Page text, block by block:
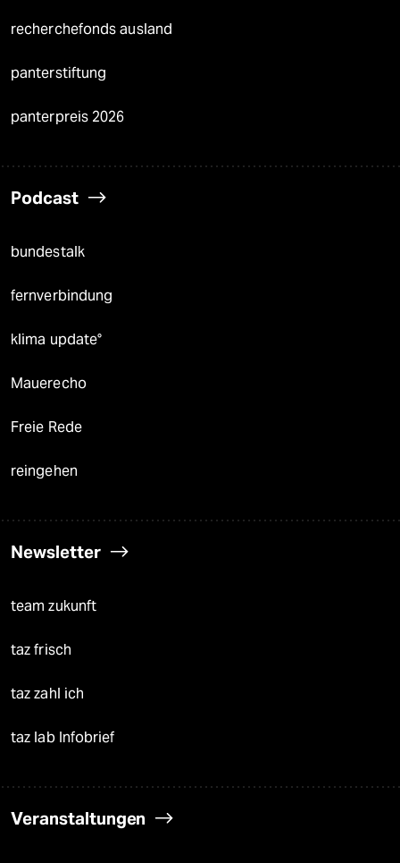
recherchefonds ausland
panterstiftung
panterpreis 2026
Podcast
bundestalk
fernverbindung
klima update°
Mauerecho
Freie Rede
reingehen
Newsletter
team zukunft
taz frisch
taz zahl ich
taz lab Infobrief
Veranstaltungen